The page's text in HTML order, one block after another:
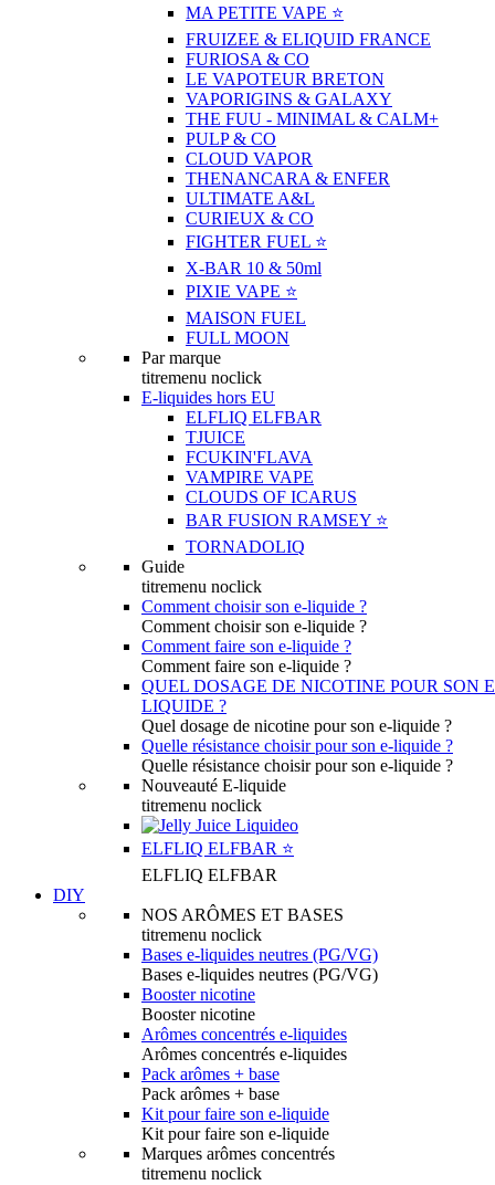
MA PETITE VAPE ⭐️
FRUIZEE & ELIQUID FRANCE
FURIOSA & CO
LE VAPOTEUR BRETON
VAPORIGINS & GALAXY
THE FUU - MINIMAL & CALM+
PULP & CO
CLOUD VAPOR
THENANCARA & ENFER
ULTIMATE A&L
CURIEUX & CO
FIGHTER FUEL ⭐️
X-BAR 10 & 50ml
PIXIE VAPE ⭐️
MAISON FUEL
FULL MOON
Par marque
titremenu noclick
E-liquides hors EU
ELFLIQ ELFBAR
TJUICE
FCUKIN'FLAVA
VAMPIRE VAPE
CLOUDS OF ICARUS
BAR FUSION RAMSEY ⭐️
TORNADOLIQ
Guide
titremenu noclick
Comment choisir son e-liquide ?
Comment choisir son e-liquide ?
Comment faire son e-liquide ?
Comment faire son e-liquide ?
QUEL DOSAGE DE NICOTINE POUR SON
LIQUIDE ?
Quel dosage de nicotine pour son e-liquide ?
Quelle résistance choisir pour son e-liquide ?
Quelle résistance choisir pour son e-liquide ?
Nouveauté E-liquide
titremenu noclick
ELFLIQ ELFBAR ⭐️
ELFLIQ ELFBAR
DIY
NOS ARÔMES ET BASES
titremenu noclick
Bases e-liquides neutres (PG/VG)
Bases e-liquides neutres (PG/VG)
Booster nicotine
Booster nicotine
Arômes concentrés e-liquides
Arômes concentrés e-liquides
Pack arômes + base
Pack arômes + base
Kit pour faire son e-liquide
Kit pour faire son e-liquide
Marques arômes concentrés
titremenu noclick